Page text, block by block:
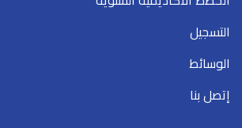
التسجيل
الوسائط
إتصل بنا